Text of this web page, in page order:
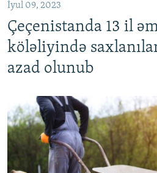
qayıt
Axtarışa
keç
#ƏSLINDƏ
FƏRQƏ BAX
QANUNI DOĞRU
MULTIMEDIA
VIDEO
FOTOQALEREYA
İNFOQRAFIKA
RADIO ARXIV
OXU ZALI
AZƏRBAYCAN ƏDƏBIYYATI KITABXANASI
HAQQIMIZDA
MISSIYAMIZ
İyul 09, 2023
Çeçenistanda 13 il
köləliyində
azad olunub